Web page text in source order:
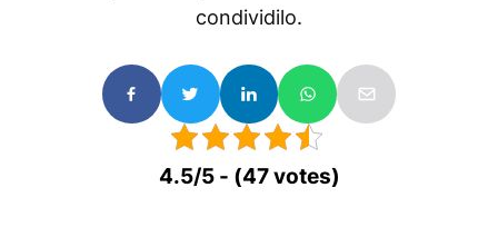
condividilo.
4.5/5 - (47 votes)